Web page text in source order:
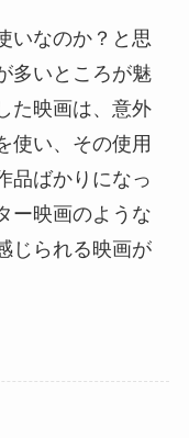
いなのか？と思
多いところが魅
た映画は、意外
使い、その使用
品ばかりになっ
ー映画のような
じられる映画が